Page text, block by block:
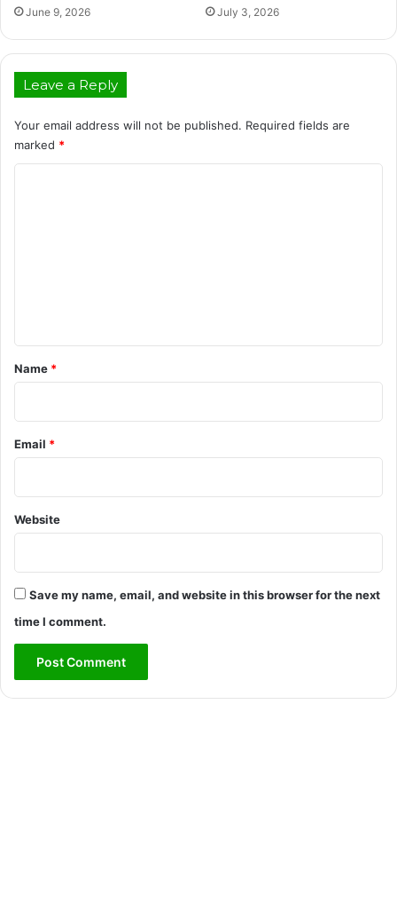
June 9, 2026 July 3, 2026
Leave a Reply
Your email address will not be published. Required fields are
marked *
*
Name *
Email *
Website
Save my name, email, and website in this browser for the next
time I comment.